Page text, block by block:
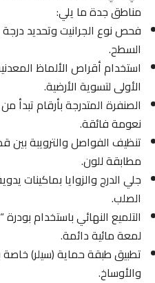
مناطق جدة ما يلي:
فحص نوع الجرانيت وتحديد درجة
السطح.
الأولى لتسوية الأرضية.
نعومة فائقة.
تنظيف الفواصل والترويبة بين قطع
مطابقة للون.
جلي الدرج والزوايا بماكينات
الصلب.
التلميع النهائي باستخدام بودرة
لمعة مائية دائمة.
تطبيق طبقة حماية (سيلر) خاصة
والأوساخ.